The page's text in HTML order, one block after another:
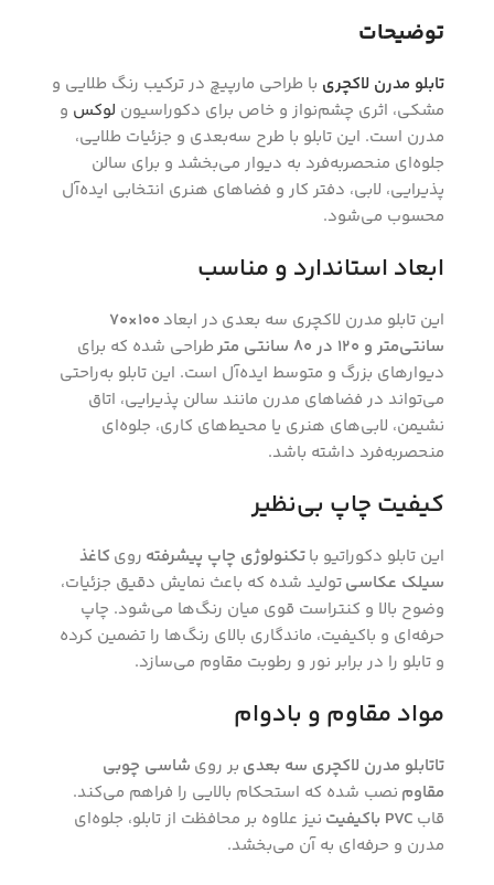
توضیحات
تابلو مدرن لاکچری با طراحی مارپیچ در ترکیب رنگ طلایی و
مشکی، اثری چشم‌نواز و خاص برای دکوراسیون لوکس و
مدرن است. این تابلو با طرح سه‌بعدی و جزئیات طلایی،
جلوه‌ای منحصر‌به‌فرد به دیوار می‌بخشد و برای سالن
پذیرایی، لابی، دفتر کار و فضاهای هنری انتخابی ایده‌آل
محسوب می‌شود.
ابعاد استاندارد و مناسب
این تابلو مدرن لاکچری سه بعدی در ابعاد
100×70
سانتی‌متر و 120 در 80 سانتی متر
طراحی شده که برای
دیوارهای بزرگ و متوسط ایده‌آل است. این تابلو به‌راحتی
می‌تواند در فضاهای مدرن مانند سالن پذیرایی، اتاق
نشیمن، لابی‌های هنری یا محیط‌های کاری، جلوه‌ای
منحصربه‌فرد داشته باشد.
کیفیت چاپ بی‌نظیر
این تابلو دکوراتیو باتکنولوژی چاپ پیشرفته روی کاغذ
سیلک عکاسیتولید شده که باعث نمایش دقیق جزئیات،
وضوح بالا و کنتراست قوی میان رنگ‌ها می‌شود. چاپ
حرفه‌ای و باکیفیت، ماندگاری بالای رنگ‌ها را تضمین کرده
و تابلو را در برابر نور و رطوبت مقاوم می‌سازد.
مواد مقاوم و بادوام
تاتابلو مدرن لاکچری سه بعدی بر روی شاسی چوبی
مقاوم نصب شده که استحکام بالایی را فراهم می‌کند.
قاب PVC باکیفیت
نیز علاوه بر محافظت از تابلو، جلوه‌ای
مدرن و حرفه‌ای به آن می‌بخشد.